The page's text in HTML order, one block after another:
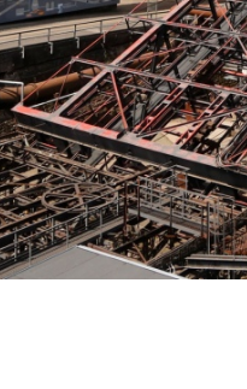
Hütte mit dem
Hütte | Karl